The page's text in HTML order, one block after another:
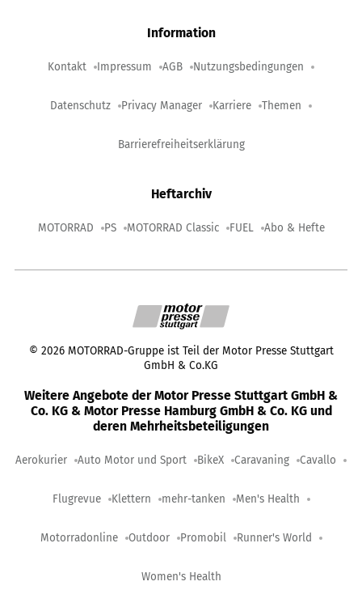
Information
Kontakt Impressum AGB Nutzungsbedingungen
Datenschutz Privacy Manager Karriere Themen
Barrierefreiheitserklärung
Heftarchiv
MOTORRAD PS MOTORRAD Classic FUEL Abo & Hefte
© 2026 MOTORRAD-Gruppe ist Teil der Motor Presse Stuttgart
GmbH & Co.KG
Weitere Angebote der Motor Presse Stuttgart GmbH &
Co. KG & Motor Presse Hamburg GmbH & Co. KG und
deren Mehrheitsbeteiligungen
Aerokurier Auto Motor und Sport BikeX Caravaning Cavallo
Flugrevue Klettern mehr-tanken Men's Health
Motorradonline Outdoor Promobil Runner's World
Women's Health